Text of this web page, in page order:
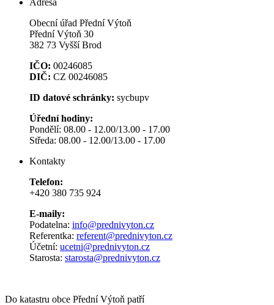
Obecní úřad Přední Výtoň
Přední Výtoň 30
382 73 Vyšší Brod
IČO: 00246085
DIČ: CZ 00246085
ID datové schránky: sycbupv
Úřední hodiny:
Pondělí: 08.00 - 12.00/13.00 - 17.00
Středa: 08.00 - 12.00/13.00 - 17.00
Kontakty
Telefon:
+420 380 735 924
E-maily:
Podatelna: info@prednivyton.cz
Referentka: referent@prednivyton.cz
Účetní: ucetni@prednivyton.cz
Starosta: starosta@prednivyton.cz
Do katastru obce Přední Výtoň patří